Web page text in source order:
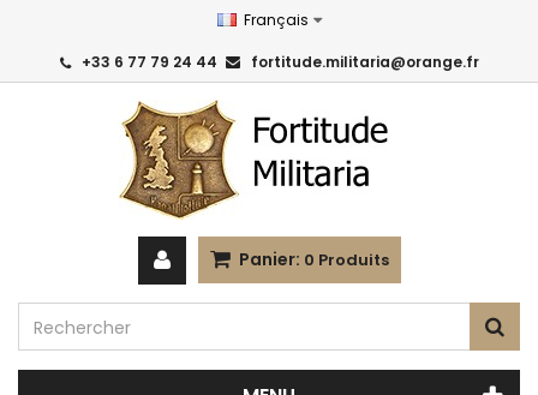
Français
+33 6 77 79 24 44 fortitude.militaria@orange.fr
Panier: 0 Produits